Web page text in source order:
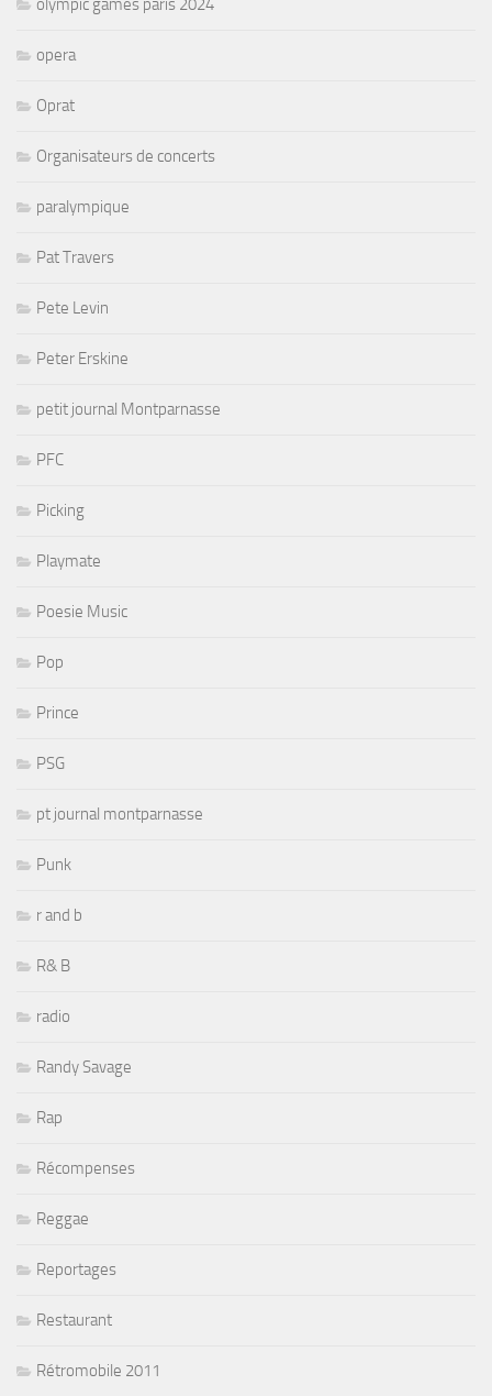
olympic games paris 2024
opera
Oprat
Organisateurs de concerts
paralympique
Pat Travers
Pete Levin
Peter Erskine
petit journal Montparnasse
PFC
Picking
Playmate
Poesie Music
Pop
Prince
PSG
pt journal montparnasse
Punk
r and b
R& B
radio
Randy Savage
Rap
Récompenses
Reggae
Reportages
Restaurant
Rétromobile 2011